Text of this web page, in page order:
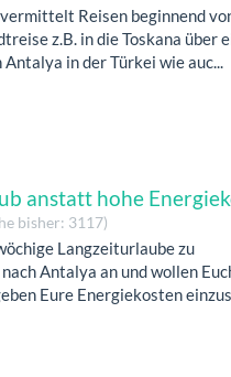
Reisen beginnend
z.B. in die Toskana über
in der Türkei wie auc...
anstatt hohe
bisher: 3117)
Langzeiturlaube zu
Antalya an und wollen
Eure Energiekosten